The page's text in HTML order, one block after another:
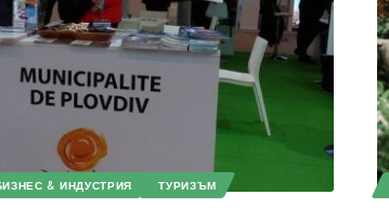
& ИНДУСТРИЯ ТУРИЗЪМ